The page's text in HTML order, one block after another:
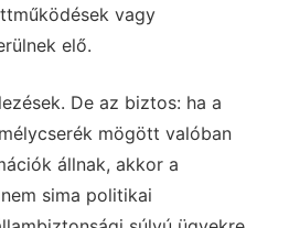
vagy
elő.
De az biztos: ha a
mögött valóban
állnak, akkor a
sima politikai